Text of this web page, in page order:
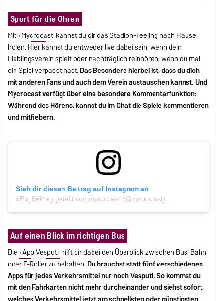
Sport für die Ohren
Mit Mycrocast kannst du dir das Stadion-Feeling nach Hause
holen. Hier kannst du entweder live dabei sein, wenn dein
Lieblingsverein spielt oder nachträglich reinhören, wenn du mal
ein Spiel verpasst hast.Das Besondere hierbei ist, dass du dich
mit anderen Fans und auch dem Verein austauschen kannst. Und
Mycrocast verfügt über eine besondere Kommentarfunktion:
Während des Hörens, kannst du im Chat die Spiele kommentieren
und mitfiebern.
Sieh dir diesen Beitrag auf Instagram an
Ein Beitrag geteilt von mycrocast (@mycrocast)
Auf einen Blick im richtigen Bus
Die App Vesputi hilft dir dabei den Überblick zwischen Bus, Bahn
oder E-Roller zu behalten.Du brauchst statt fünf verschiedenen
Apps für jedes Verkehrsmittel nur noch Vesputi. So kommst du
mit den Fahrkarten nicht mehr durcheinander und siehst sofort,